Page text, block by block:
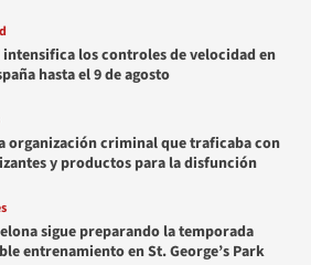
intensifica los controles de velocidad en
hasta el 9 de agosto
organización criminal que traficaba con
y productos para la disfunción
sigue preparando la temporada
entrenamiento en St. George’s Park